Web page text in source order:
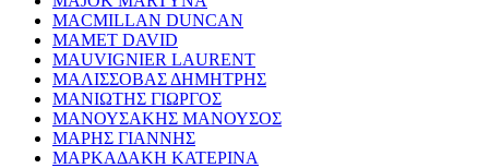
MACMILLAN DUNCAN
MAMET DAVID
MAUVIGNIER LAURENT
ΜΑΛΙΣΣΟΒΑΣ ΔΗΜΗΤΡΗΣ
ΜΑΝΙΩΤΗΣ ΓΙΩΡΓΟΣ
ΜΑΝΟΥΣΑΚΗΣ ΜΑΝΟΥΣΟΣ
ΜΑΡΗΣ ΓΙΑΝΝΗΣ
ΜΑΡΚΑΔΑΚΗ ΚΑΤΕΡΙΝΑ